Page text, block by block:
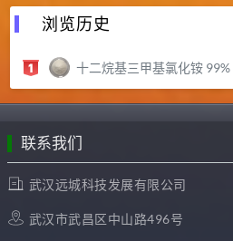
浏览历史
十二烷基三甲基氯化铵 99%
联系我们
武汉远城科技发展有限公司
武汉市武昌区中山路496号